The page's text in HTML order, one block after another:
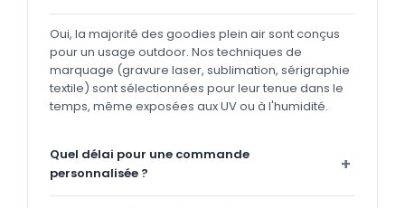
Oui, la majorité des goodies plein air sont conçus
pour un usage outdoor. Nos techniques de
marquage (gravure laser, sublimation, sérigraphie
textile) sont sélectionnées pour leur tenue dans le
temps, même exposées aux UV ou à l'humidité.
Quel délai pour une commande
personnalisée ?